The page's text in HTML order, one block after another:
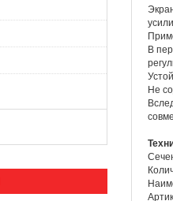
В
Не